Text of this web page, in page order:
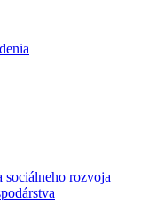
sociálneho rozvoja